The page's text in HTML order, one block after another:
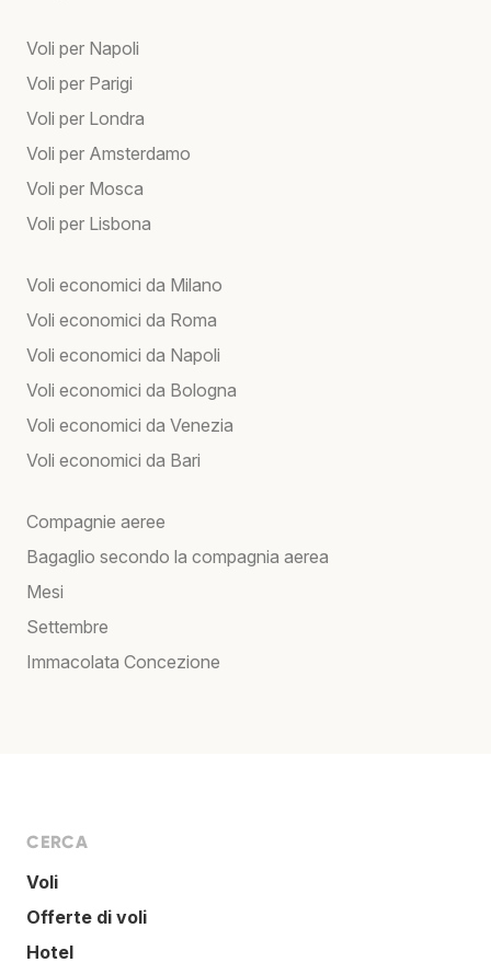
Voli per Napoli
Voli per Parigi
Voli per Londra
Voli per Amsterdamo
Voli per Mosca
Voli per Lisbona
Voli economici da Milano
Voli economici da Roma
Voli economici da Napoli
Voli economici da Bologna
Voli economici da Venezia
Voli economici da Bari
Compagnie aeree
Bagaglio secondo la compagnia aerea
Mesi
Settembre
Immacolata Concezione
CERCA
Voli
Offerte di voli
Hotel